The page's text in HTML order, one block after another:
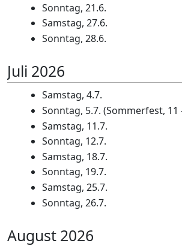
Sonntag, 21.6.
Samstag, 27.6.
Sonntag, 28.6.
Juli 2026
Samstag, 4.7.
Sonntag, 5.7. (Sommerfest, 11
Samstag, 11.7.
Sonntag, 12.7.
Samstag, 18.7.
Sonntag, 19.7.
Samstag, 25.7.
Sonntag, 26.7.
August 2026